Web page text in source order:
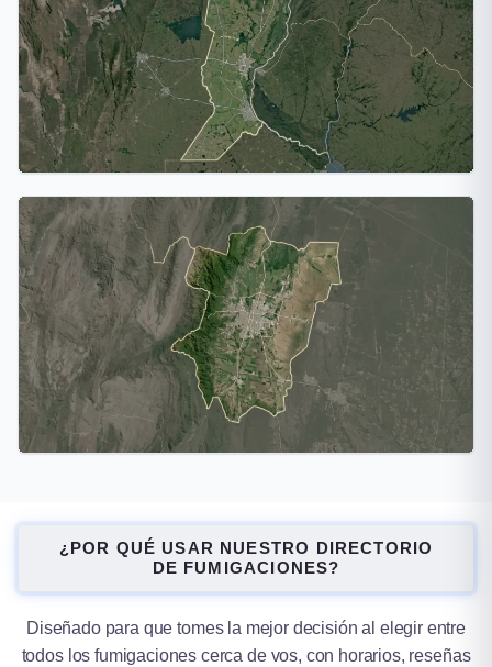
1 ciudad
Santa Fe
2 ciudades
Tucumán
¿POR QUÉ USAR NUESTRO DIRECTORIO
DE FUMIGACIONES?
Diseñado para que tomes la mejor decisión al elegir entre
todos los fumigaciones cerca de vos, con horarios, reseñas